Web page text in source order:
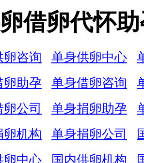
借卵代怀
卵咨询 单身供卵中心
卵助孕 单身借卵咨询
公司 单身捐卵助孕
卵机构 单身捐卵公司
卵中心 国内供卵机构